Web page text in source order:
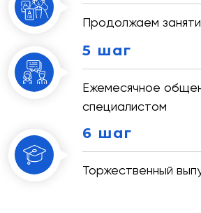
Продолжаем
5 шаг
Ежемесячное
специалистом
6 шаг
Торжественный